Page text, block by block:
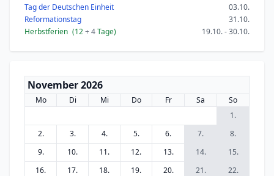
Tag der Deutschen Einheit
03.10.
Reformationstag
31.10.
Herbstferien (12+ 4Tage) 19.10. - 30.10.
November 2026
Mo Di Mi Do Fr Sa
So
1.
2.
3. 4. 5. 6. 7.
8.
9.
10. 11. 12. 13. 14.
15.
16.
17. 18. 19. 20. 21.
22.